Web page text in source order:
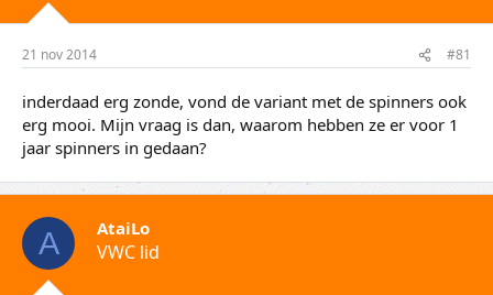
t
r
m
21 nov 2014 #81
inderdaad erg zonde, vond de variant met de spinners ook
erg mooi. Mijn vraag is dan, waarom hebben ze er voor 1
jaar spinners in gedaan?
A AtaiLo
VWC lid